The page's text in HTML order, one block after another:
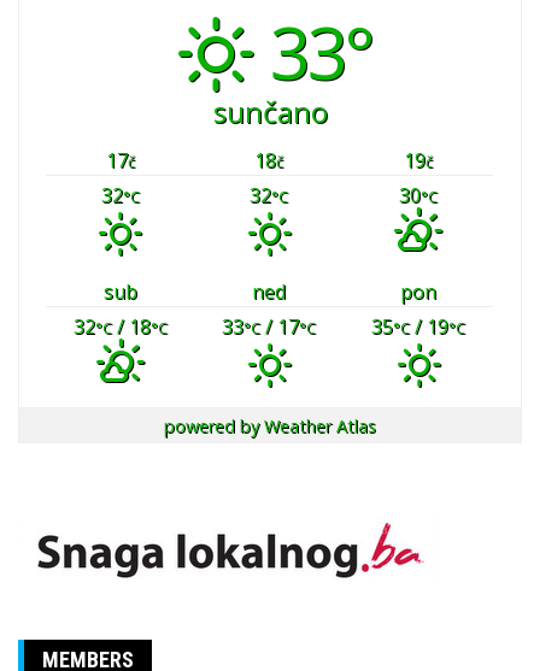
33°
sunčano
17č 18č 19č
32°C 32°C 30°C
sub ned
pon
32°C/ 18°C 33°C/ 17°C 35°C/ 19°C
powered byWeather Atlas
MEMBERS